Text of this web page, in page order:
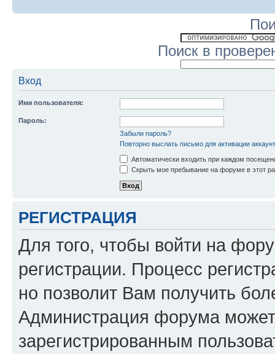
Поиск в
Вход
Имя пользователя:
Пароль:
Забыли пароль?
Повторно выслать письмо для активации
Автоматически входить при каждом
Скрыть мое пребывание на форуме в этот
РЕГИСТРАЦИЯ
Для того, чтобы войти на
регистрации. Процесс
но позволит Вам получить
Администрация форума может
зарегистрированным